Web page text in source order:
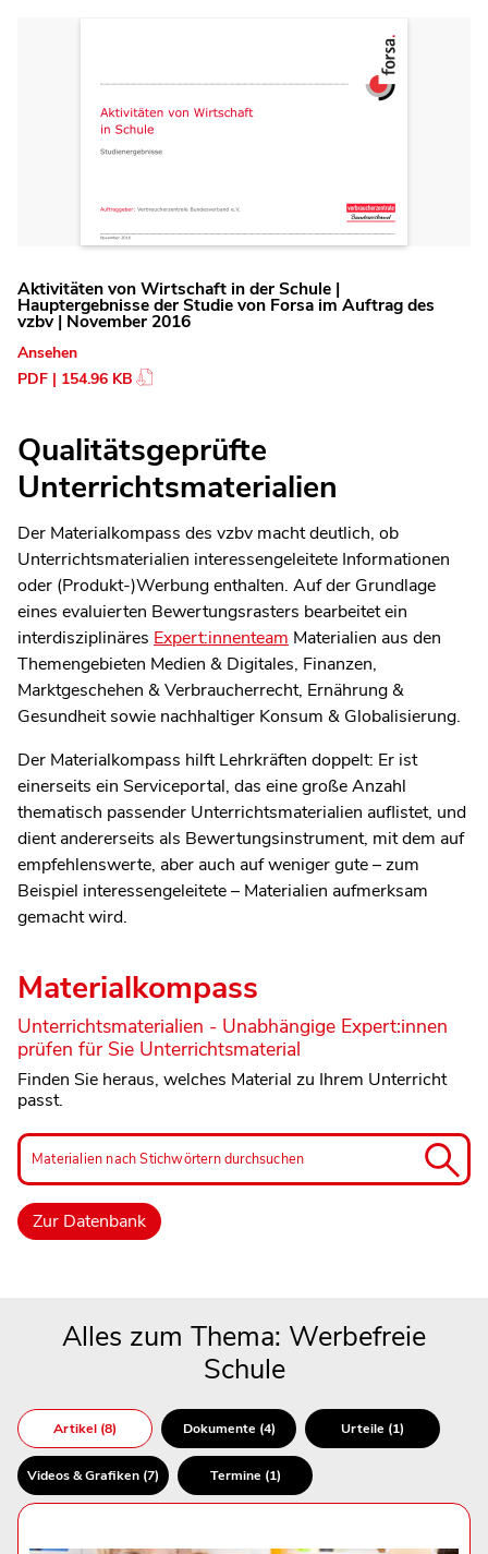
Aktivitäten von Wirtschaft in der Schule |
Hauptergebnisse der Studie von Forsa im Auftrag des
vzbv | November 2016
Ansehen
PDF | 154.96 KB
Qualitätsgeprüfte
Unterrichtsmaterialien
Der Materialkompass des vzbv macht deutlich, ob
Unterrichtsmaterialien interessengeleitete Informationen
oder (Produkt-)Werbung enthalten. Auf der Grundlage
eines evaluierten Bewertungsrasters bearbeitet ein
interdisziplinäres Expert:innenteam Materialien aus den
Themengebieten Medien & Digitales, Finanzen,
Marktgeschehen & Verbraucherrecht, Ernährung &
Gesundheit sowie nachhaltiger Konsum & Globalisierung.
Der Materialkompass hilft Lehrkräften doppelt: Er ist
einerseits ein Serviceportal, das eine große Anzahl
thematisch passender Unterrichtsmaterialien auflistet, und
dient andererseits als Bewertungsinstrument, mit dem auf
empfehlenswerte, aber auch auf weniger gute – zum
Beispiel interessengeleitete – Materialien aufmerksam
gemacht wird.
Materialkompass
Unterrichtsmaterialien - Unabhängige Expert:innen
prüfen für Sie Unterrichtsmaterial
Finden Sie heraus, welches Material zu Ihrem Unterricht
passt.
Materialien nach Stichwörtern durchsuchen
Alles zum Thema: Werbefreie
Schule
Artikel (8) Dokumente (4) Urteile (1)
Videos & Grafiken (7) Termine (1)